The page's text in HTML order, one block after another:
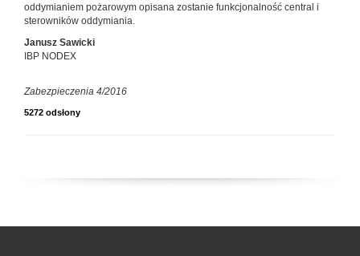
oddymianiem pożarowym opisana zostanie funkcjonalność central i
sterowników oddymiania.
Janusz Sawicki
IBP NODEX
Zabezpieczenia 4/2016
5272 odsłony